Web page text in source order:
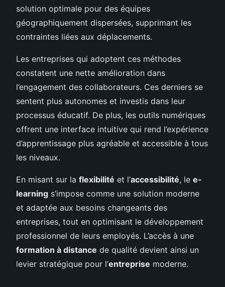
solution optimale pour des équipes
géographiquement dispersées, supprimant les
contraintes liées aux déplacements.
Les entreprises qui adoptent ces méthodes
constatent une nette amélioration dans
l’engagement des collaborateurs. Ces derniers se
sentent plus autonomes et investis dans leur
processus éducatif. De plus, les outils numériques
offrent une interface intuitive qui rend l’expérience
d’apprentissage plus agréable et accessible à tous
les niveaux.
En misant sur la flexibilité et l’accessibilité, le e-
learning s’impose comme une solution moderne
et adaptée aux besoins changeants des
entreprises, tout en optimisant le développement
professionnel de leurs employés. L’accès à une
formation à distance de qualité devient ainsi un
levier stratégique pour l’entreprise moderne.